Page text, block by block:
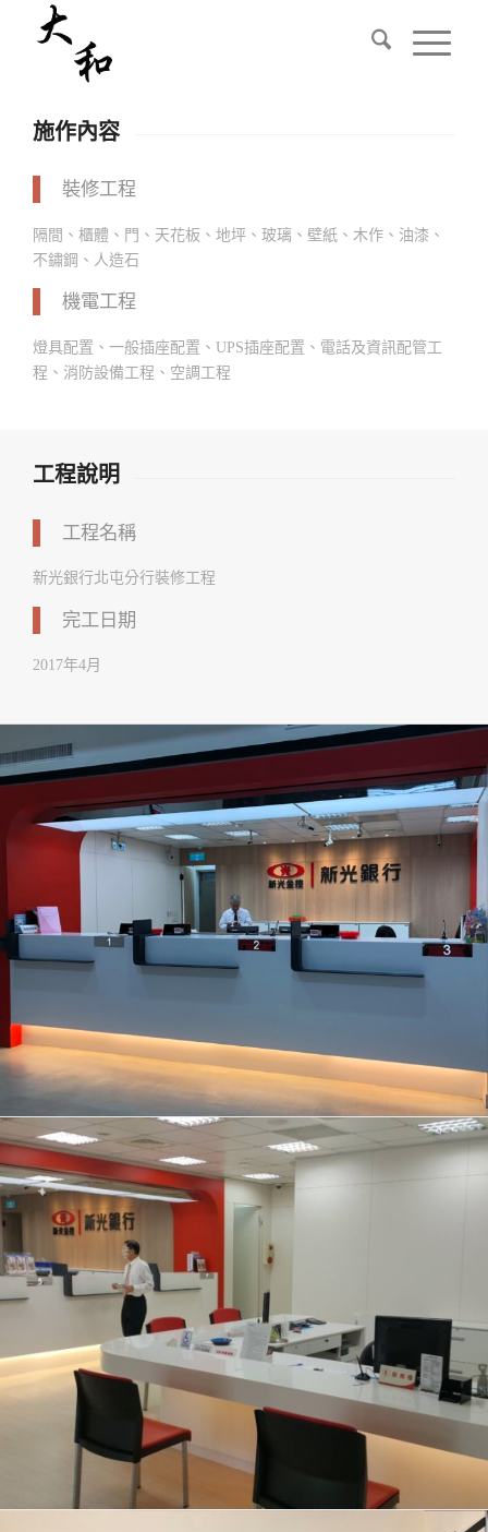
施作內容
裝修工程
隔間、櫃體、門、天花板、地坪、玻璃、壁紙、木作、油漆、
不鏽鋼、人造石
機電工程
燈具配置、一般插座配置、UPS插座配置、電話及資訊配管工
程、消防設備工程、空調工程
工程說明
工程名稱
新光銀行北屯分行裝修工程
完工日期
2017年4月